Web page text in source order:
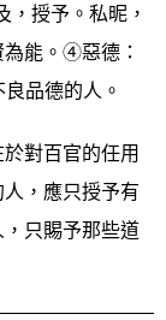
，授予。私昵，
能。④惡德：
品德的人。
對百官的任用
，應只授予有
只賜予那些道